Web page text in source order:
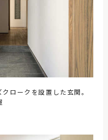
ロークを設置した玄関。